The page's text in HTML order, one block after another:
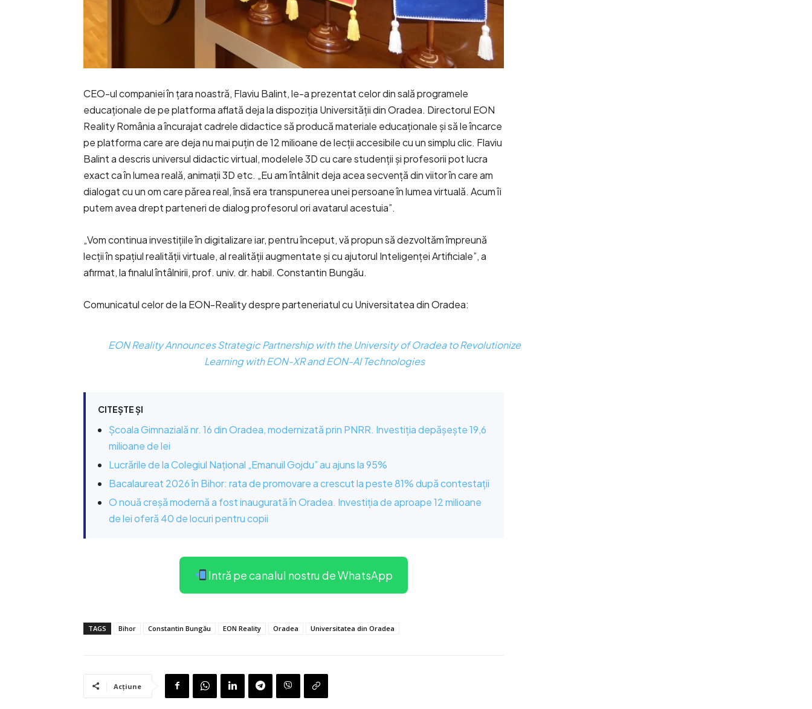
CEO-ul companiei în țara noastră, Flaviu Balint, le-a prezentat celor din sală programele
educaționale de pe platforma aflată deja la dispoziția Universității din Oradea. Directorul EON
Reality România a încurajat cadrele didactice să producă materiale educaționale și să le încarce
pe platforma care are deja nu mai puțin de 12 milioane de lecții accesibile cu un simplu clic. Flaviu
Balint a descris universul didactic virtual, modelele 3D cu care studenții și profesorii pot lucra
exact ca în lumea reală, animații 3D etc. „Eu am întâlnit deja acea secvență din viitor în care am
dialogat cu un om care părea real, însă era transpunerea unei persoane în lumea virtuală. Acum îi
putem avea drept parteneri de dialog profesorul ori avatarul acestuia”.
„Vom continua investițiile în digitalizare iar, pentru început, vă propun să dezvoltăm împreună
lecții în spațiul realității virtuale, al realității augmentate și cu ajutorul Inteligenței Artificiale”, a
afirmat, la finalul întâlnirii, prof. univ. dr. habil. Constantin Bungău.
Comunicatul celor de la EON-Reality despre parteneriatul cu Universitatea din Oradea:
EON Reality Announces Strategic Partnership with the University of Oradea to Revolutionize
Learning with EON-XR and EON-AI Technologies
CITEȘTE ȘI
Școala Gimnazială nr. 16 din Oradea, modernizată prin PNRR. Investiția depășește 19,6
milioane de lei
Lucrările de la Colegiul Național „Emanuil Gojdu” au ajuns la 95%
Bacalaureat 2026 în Bihor: rata de promovare a crescut la peste 81% după contestații
O nouă creșă modernă a fost inaugurată în Oradea. Investiția de aproape 12 milioane
de lei oferă 40 de locuri pentru copii
Intră pe canalul nostru de WhatsApp
TAGS Bihor Constantin Bungău EON Reality Oradea Universitatea din Oradea
Acțiune